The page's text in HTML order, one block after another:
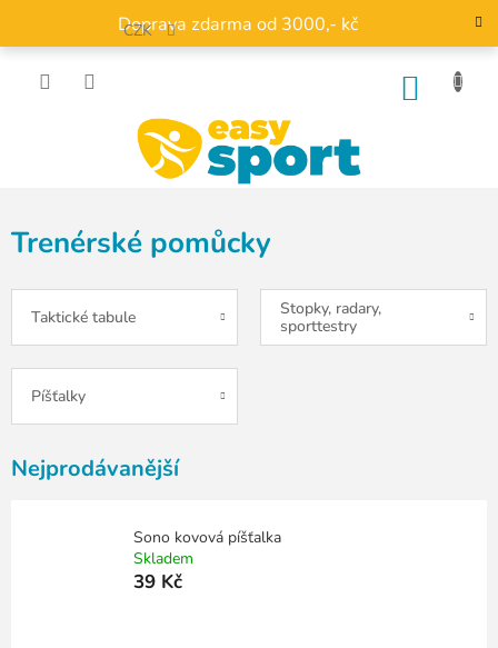
obsah
Doprava zdarma od 3000,- kč
CZK
Trenérské pomůcky
Taktické tabule
Stopky, radary,
sporttestry
Píšťalky
Nejprodávanější
Sono kovová píšťalka
Skladem
39 Kč